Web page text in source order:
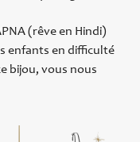
(rêve en Hindi)
enfants en difficulté
bijou, vous nous